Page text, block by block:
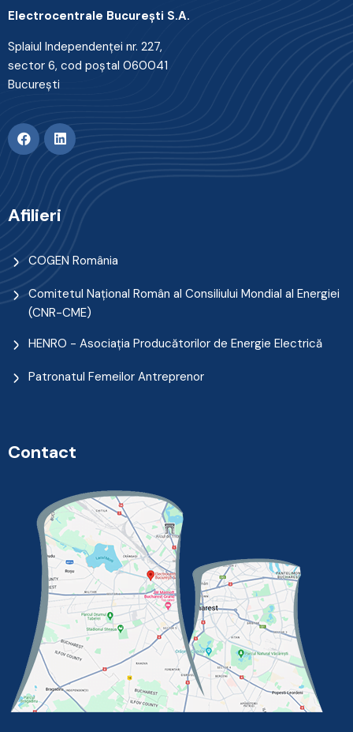
Electrocentrale Bucureşti S.A.
Splaiul Independenţei nr. 227,
sector 6, cod poştal 060041
Bucureşti
Afilieri
COGEN România
Comitetul Naţional Român al Consiliului Mondial al Energiei
(CNR-CME)
HENRO - Asociația Producătorilor de Energie Electrică
Patronatul Femeilor Antreprenor
Contact